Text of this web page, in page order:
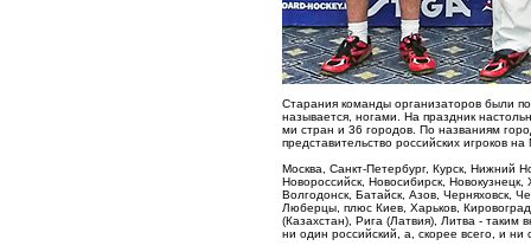
Старания команды организаторов были
называется, ногами. На праздник
ми стран и 36 городов. По названиям
представительство российских игроков
Москва, Санкт-Петербург, Курск, Нижний
Новороссийск, Новосибирск,
Волгодонск, Батайск, Азов, Черняховск,
Люберцы, плюс Киев, Харьков,
(Казахстан), Рига (Латвия), Литва - таким
ни один российский, а, скорее всего, и